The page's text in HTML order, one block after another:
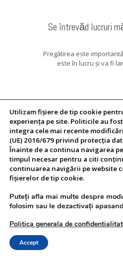
Se întrevăd lucruri
Pregătirea este
este în lucru și va fi
Utilizam fişiere de tip cookie
experiența pe site. Politicile au
integra cele mai recente
(UE) 2016/679 privind protecția
Înainte de a continua navigarea
timpul necesar pentru a citi
continuarea navigării pe website
fişierelor de tip cookie.
Puteți afla mai multe despre
folosim sau le dezactivați
Politica generala de
Accept